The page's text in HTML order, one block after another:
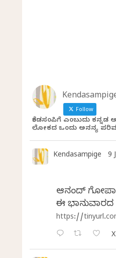
Follow
ಕೆಂಡಸಂಪಿಗೆ ಎಂಬುದು ಕನ್ನಡ
ಲೋಕದ ಒಂದು ಅನನ್ಯ
Kendasampige 9
ಆನಂದ್‌
ಈ ಭಾನುವಾರದ
https://
X